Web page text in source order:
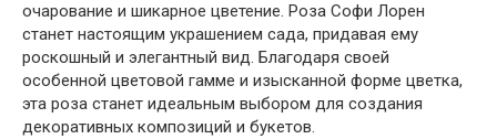
очарование и шикарное цветение. Роза Софи Лорен
станет настоящим украшением сада, придавая ему
роскошный и элегантный вид. Благодаря своей
особенной цветовой гамме и изысканной форме цветка,
эта роза станет идеальным выбором для создания
декоративных композиций и букетов.